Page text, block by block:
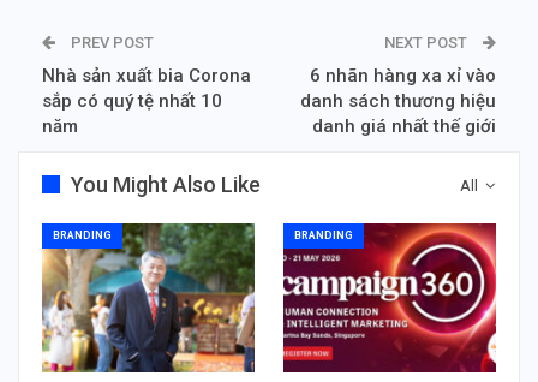
PREV POST
Nhà sản xuất bia Corona
sắp có quý tệ nhất 10
năm
NEXT POST
6 nhãn hàng xa xỉ vào
danh sách thương hiệu
danh giá nhất thế giới
All
You Might Also Like
BRANDING BRANDING